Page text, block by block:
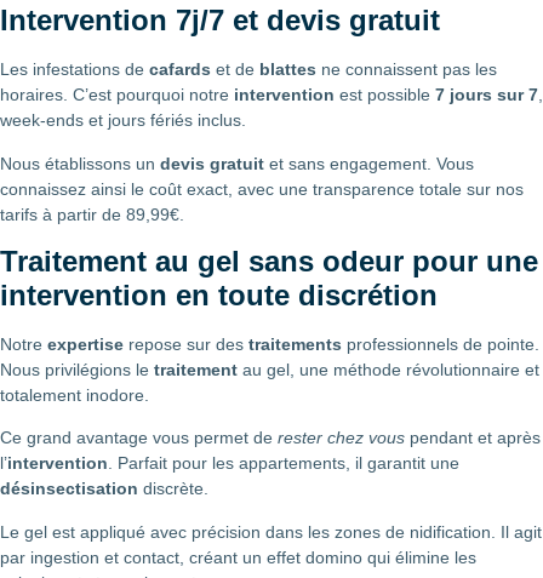
Intervention 7j/7 et devis gratuit
Les infestations de cafards et de blattes ne connaissent pas les
horaires. C’est pourquoi notre intervention est possible 7 jours sur 7,
week-ends et jours fériés inclus.
Nous établissons un devis gratuit et sans engagement. Vous
connaissez ainsi le coût exact, avec une transparence totale sur nos
tarifs à partir de 89,99€.
Traitement au gel sans odeur pour une
intervention en toute discrétion
Notre expertise repose sur des traitements professionnels de pointe.
Nous privilégions le traitement au gel, une méthode révolutionnaire et
totalement inodore.
Ce grand avantage vous permet de rester chez vous pendant et après
l’intervention. Parfait pour les appartements, il garantit une
désinsectisation discrète.
Le gel est appliqué avec précision dans les zones de nidification. Il agit
par ingestion et contact, créant un effet domino qui élimine les